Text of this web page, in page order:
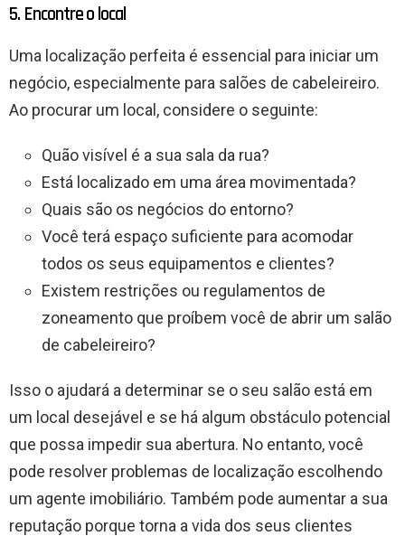
5. Encontre o local
Uma localização perfeita é essencial para iniciar um
negócio, especialmente para salões de cabeleireiro.
Ao procurar um local, considere o seguinte:
Quão visível é a sua sala da rua?
Está localizado em uma área movimentada?
Quais são os negócios do entorno?
Você terá espaço suficiente para acomodar
todos os seus equipamentos e clientes?
Existem restrições ou regulamentos de
zoneamento que proíbem você de abrir um salão
de cabeleireiro?
Isso o ajudará a determinar se o seu salão está em
um local desejável e se há algum obstáculo potencial
que possa impedir sua abertura. No entanto, você
pode resolver problemas de localização escolhendo
um agente imobiliário. Também pode aumentar a sua
reputação porque torna a vida dos seus clientes